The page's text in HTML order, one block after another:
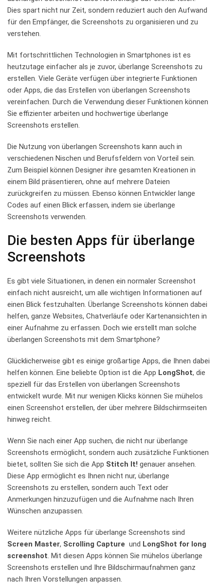
Dies spart ​nicht nur ​Zeit, sondern reduziert⁤ auch den Aufwand
für den Empfänger, die Screenshots‍ zu organisieren‍ und zu
verstehen.
Mit fortschrittlichen Technologien in Smartphones ist es
heutzutage einfacher als ⁤je zuvor, ⁤überlange Screenshots zu
erstellen. Viele Geräte⁤ verfügen über integrierte Funktionen
oder Apps, die das Erstellen​ von überlangen Screenshots
vereinfachen. Durch die Verwendung dieser Funktionen können
Sie effizienter arbeiten und hochwertige überlange
Screenshots‌ erstellen.
Die Nutzung‍ von überlangen Screenshots ⁣kann​ auch in
verschiedenen Nischen und Berufsfeldern von Vorteil‍ sein.
Zum Beispiel können ⁣Designer ​ihre gesamten Kreationen in
einem Bild präsentieren, ohne‍ auf mehrere Dateien
zurückgreifen zu müssen.⁣ Ebenso können Entwickler lange
Codes auf einen Blick erfassen, indem sie überlange
Screenshots verwenden.
Die besten Apps für überlange
Screenshots
Es gibt viele​ Situationen, ​in denen ​ein normaler Screenshot
einfach nicht ausreicht, um alle wichtigen Informationen auf
einen Blick festzuhalten. Überlange ⁣Screenshots können dabei⁢
helfen, ganze⁣ Websites, Chatverläufe⁢ oder Kartenansichten in
⁤einer Aufnahme⁤ zu ⁢erfassen. Doch⁤ wie erstellt man solche
überlangen Screenshots mit dem Smartphone?
Glücklicherweise gibt ⁤es einige‍ großartige Apps, die ⁣Ihnen ‍dabei
helfen ⁢können. Eine⁣ beliebte Option ‍ist die ‍App LongShot, die
speziell für⁣ das Erstellen ⁢von ‍überlangen Screenshots
entwickelt wurde. Mit nur ⁤wenigen Klicks können Sie mühelos
einen Screenshot ‌erstellen, der ‌über mehrere Bildschirmseiten
hinweg reicht.
Wenn Sie ​nach einer App⁤ suchen,⁣ die ⁢nicht⁣ nur überlange
Screenshots ermöglicht, sondern auch zusätzliche Funktionen
bietet, sollten Sie sich die App Stitch​ It! genauer ansehen.
Diese App ermöglicht es Ihnen nicht nur, überlange
Screenshots zu ‌erstellen, ‍sondern auch Text‍ oder
Anmerkungen​ hinzuzufügen und die Aufnahme ⁤nach Ihren
Wünschen anzupassen.
Weitere nützliche Apps für überlange Screenshots sind​
Screen Master, Scrolling Capture ‍ und LongShot for long
screenshot. Mit diesen⁢ Apps können Sie‍ mühelos ​überlange
Screenshots erstellen und ⁢Ihre Bildschirmaufnahmen ganz
nach Ihren Vorstellungen anpassen.